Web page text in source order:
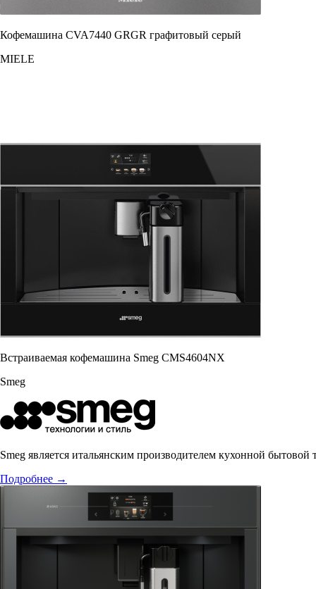
Кофемашина CVA7440 GRGR графитовый серый
MIELE
Встраиваемая кофемашина Smeg CMS4604NX
Smeg
Smeg является итальянским производителем кухонной
Подробнее →